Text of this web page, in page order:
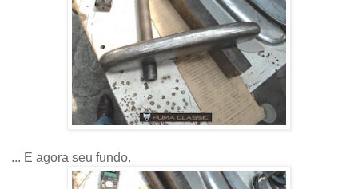
... E agora seu fundo.